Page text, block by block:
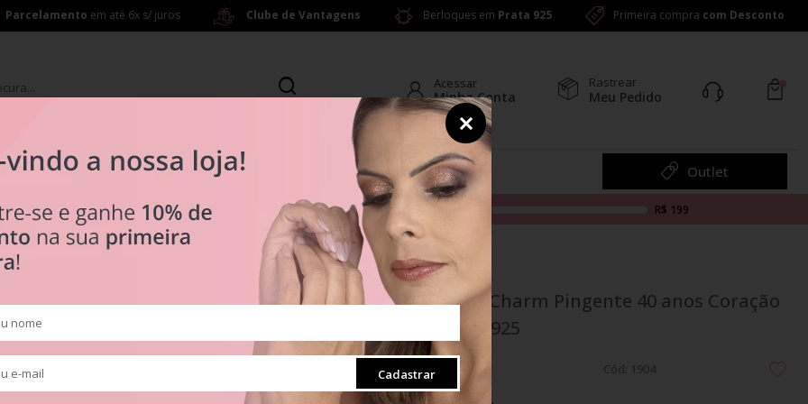
Parcelamento em até 6x s/ juros Clube de Vantagens Berloques em Prata 925 Primeira compra com Desconto
Acessar
Minha Conta
Rastrear
Meu Pedido
Tipos
Clipes
Pingentes
Radiante
Brincos Colar Outlet
a partir de R$ 199,00 R$ 199
925
Berloque Charm Pingente 40 anos Coração
em Prata 925
Cód: 1904
Cadastrar